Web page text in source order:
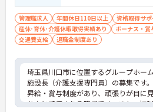
管理職求人 年間休日110日以上 資格取得サポ
産休･育休･介護休暇取得実績あり
ボーナス・賞
交通費支給
退職金制度あり
埼玉県川口市に位置するグループホー
施設長（介護支援専門員）の募集です。
昇給・賞与制度があり、頑張りが目に
ちんと評価される職場です。また、福